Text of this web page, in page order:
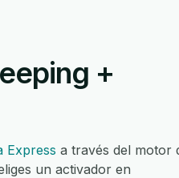
+
Express a través del motor
un activador en